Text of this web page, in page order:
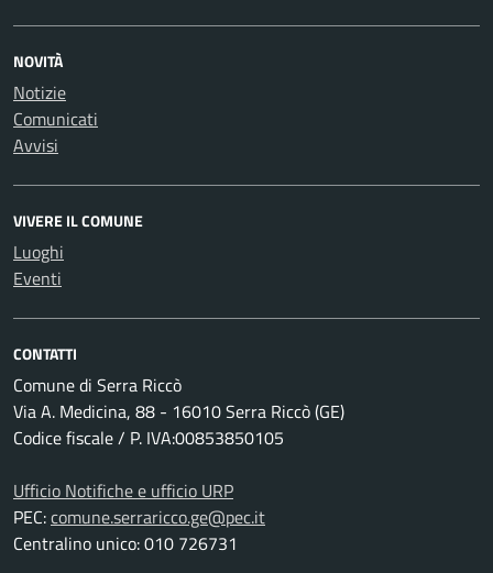
NOVITÀ
Notizie
Comunicati
Avvisi
VIVERE IL COMUNE
Luoghi
Eventi
CONTATTI
Comune di Serra Riccò
Via A. Medicina, 88 - 16010 Serra Riccò (GE)
Codice fiscale / P. IVA:00853850105
Ufficio Notifiche e ufficio URP
PEC:comune.serraricco.ge@pec.it
Centralino unico: 010 726731